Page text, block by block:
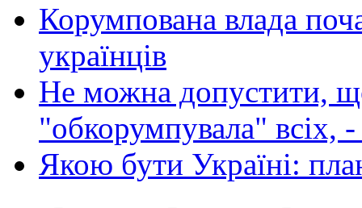
Корумпована влада
українців
Не можна допустити,
"обкорумпувала" всіх,
Якою бути Україні: